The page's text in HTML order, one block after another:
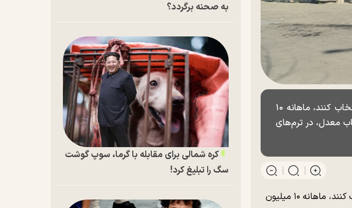
از اول مهر ۱۴۰۵ به دانشجویان رتبه زیر ۱۰۰ که دانشگاه تهران را انتخاب کنند، ماهانه ۱۰
معدل، در ترم‌های
از مهرماه دانشجویان رتبه برتری که دانشگاه تهران را برای تحصیل انتخاب کنند، ماهانه ۱۰ میلیون
به صحنه برگردد؟
کره شمالی برای مقابله با گرما، سوپ گوشت
سگ را تبلیغ کرد!